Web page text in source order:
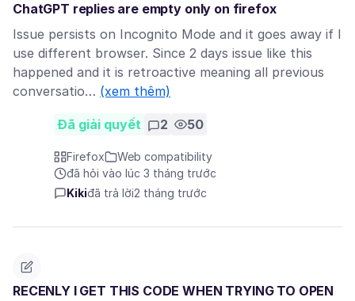
ChatGPT replies are empty only on firefox
Issue persists on Incognito Mode and it goes away if I
use different browser. Since 2 days issue like this
happened and it is retroactive meaning all previous
conversatio… (xem thêm)
Đã giải quyết 2 50
Firefox
Web compatibility
đã hỏi vào lúc 3 tháng trước
Kikiđã trả lời2 tháng trước
RECENLY I GET THIS CODE WHEN TRYING TO OPEN